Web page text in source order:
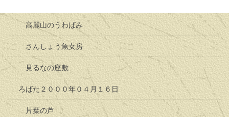
高麗山のうわばみ
さんしょう魚女房
見るなの座敷
ろばた２０００年０４月１６日
片葉の芦